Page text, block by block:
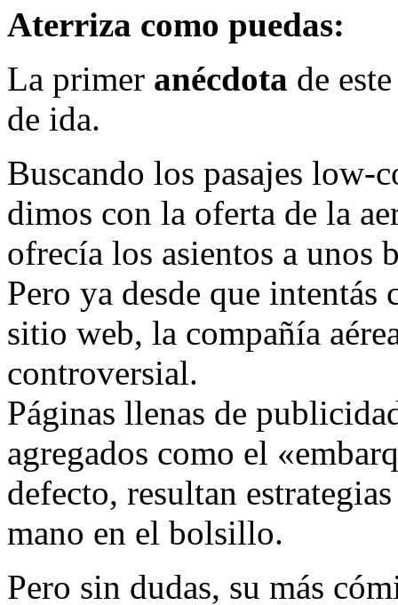
Aterriza como puedas:
La primer anécdota de
de ida.
Buscando los pasajes low-
dimos con la oferta de la
ofrecía los asientos a unos
Pero ya desde que
sitio web, la compañía
controversial.
Páginas llenas de
agregados como el
defecto, resultan
mano en el bolsillo.
Pero sin dudas, su más